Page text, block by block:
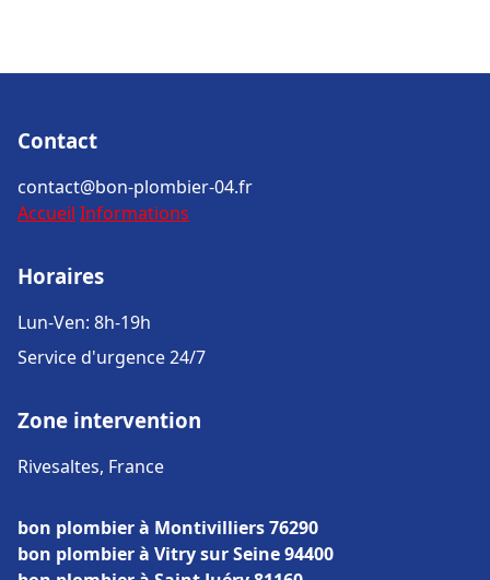
Contact
contact@bon-plombier-04.fr
Accueil Informations
Horaires
Lun-Ven: 8h-19h
Service d'urgence 24/7
Zone intervention
Rivesaltes, France
bon plombier à Montivilliers 76290
bon plombier à Vitry sur Seine 94400